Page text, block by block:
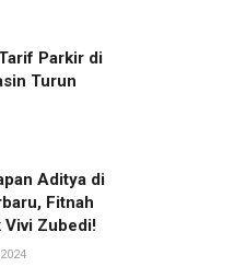
Parkir di
Turun
Aditya di
Fitnah
Vivi Zubedi!